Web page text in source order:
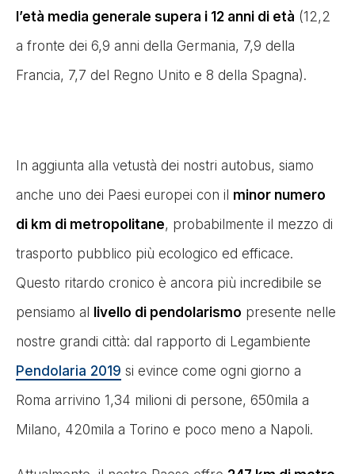
l’età media generale supera i 12 anni di età (12,2
a fronte dei 6,9 anni della Germania, 7,9 della
Francia, 7,7 del Regno Unito e 8 della Spagna).
In aggiunta alla vetustà dei nostri autobus, siamo
anche uno dei Paesi europei con il minor numero
di km di metropolitane, probabilmente il mezzo di
trasporto pubblico più ecologico ed efficace.
Questo ritardo cronico è ancora più incredibile se
pensiamo al
livello di pendolarismo presente nelle
nostre grandi città: dal rapporto di Legambiente
Pendolaria 2019 si evince come ogni giorno a
Roma arrivino 1,34 milioni di persone, 650mila a
Milano, 420mila a Torino e poco meno a Napoli.